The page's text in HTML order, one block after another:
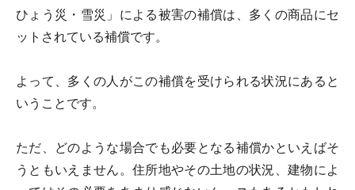
ひょう災・雪災」による被害の補償は、多くの商品にセ
ットされている補償です。
よって、多くの人がこの補償を受けられる状況にあると
いうことです。
ただ、どのような場合でも必要となる補償かといえばそ
うともいえません。住所地やその土地の状況、建物によ